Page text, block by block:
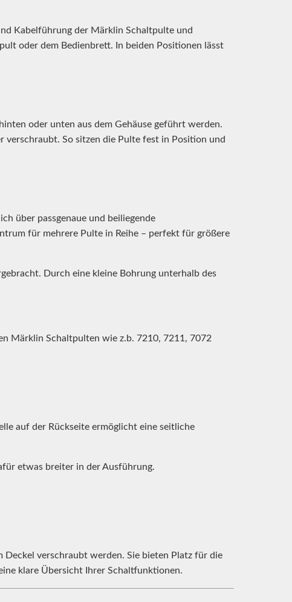
Kabelführung der Märklin Schaltpulte und
oder dem Bedienbrett. In beiden Positionen lässt
oder unten aus dem Gehäuse geführt werden.
verschraubt. So sitzen die Pulte fest in Position und
über passgenaue und beiliegende
für mehrere Pulte in Reihe – perfekt für größere
Durch eine kleine Bohrung unterhalb des
Märklin Schaltpulten wie z.b. 7210, 7211, 7072
auf der Rückseite ermöglicht eine seitliche
etwas breiter in der Ausführung.
verschraubt werden. Sie bieten Platz für die
klare Übersicht Ihrer Schaltfunktionen.